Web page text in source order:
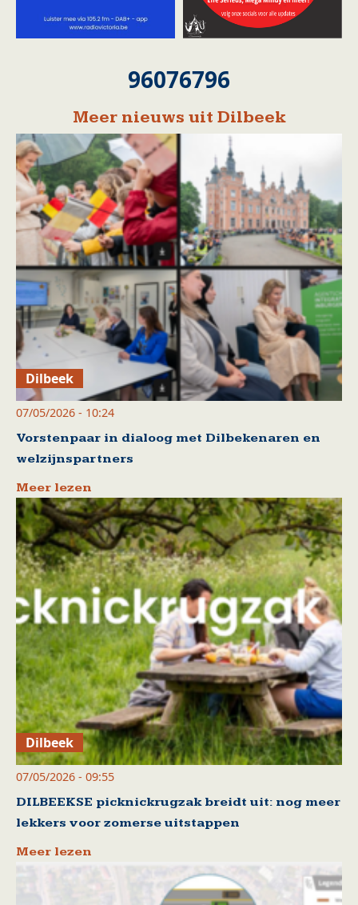
96076796
Meer nieuws uit Dilbeek
Dilbeek
07/05/2026 - 10:24
Vorstenpaar in dialoog met Dilbekenaren en
welzijnspartners
Meer lezen
Dilbeek
07/05/2026 - 09:55
DILBEEKSE picknickrugzak breidt uit: nog meer
lekkers voor zomerse uitstappen
Meer lezen